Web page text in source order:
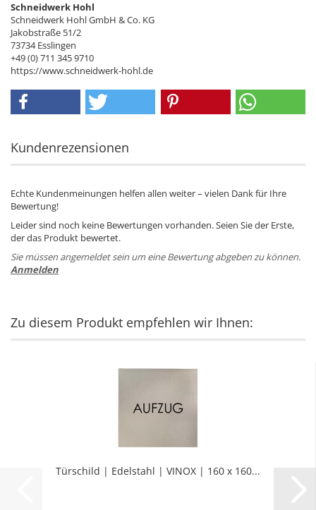
Schneidwerk Hohl
Schneidwerk Hohl GmbH & Co. KG
Jakobstraße 51/2
73734 Esslingen
+49 (0) 711 345 9710
https://www.schneidwerk-hohl.de
Kundenrezensionen
Echte Kundenmeinungen helfen allen weiter – vielen Dank für Ihre
Bewertung!
Leider sind noch keine Bewertungen vorhanden. Seien Sie der Erste,
der das Produkt bewertet.
Sie müssen angemeldet sein um eine Bewertung abgeben zu können.
Anmelden
Zu diesem Produkt empfehlen wir Ihnen:
Tür­schild | Edel­stahl | VINOX | 160 x 160...